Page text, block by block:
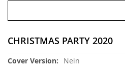
CHRISTMAS PARTY 2020
Weitere
Nein